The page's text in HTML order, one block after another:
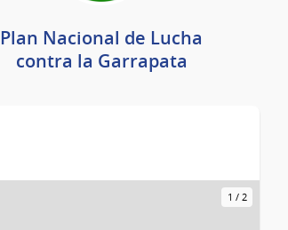
Plan Nacional de Lucha
contra la Garrapata
1 / 2